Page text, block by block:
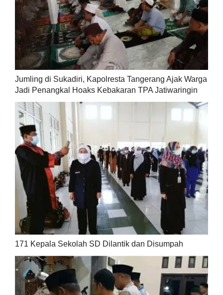
Jumling di Sukadiri, Kapolresta Tangerang Ajak Warga
Jadi Penangkal Hoaks Kebakaran TPA Jatiwaringin
171 Kepala Sekolah SD Dilantik dan Disumpah